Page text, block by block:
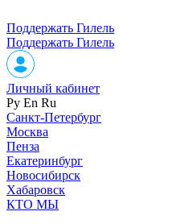
Поддержать Гилель
Поддержать Гилель
Личный кабинет
Ру En Ru
Санкт-Петербург
Москва
Пенза
Екатеринбург
Новосибирск
Хабаровск
КТО МЫ